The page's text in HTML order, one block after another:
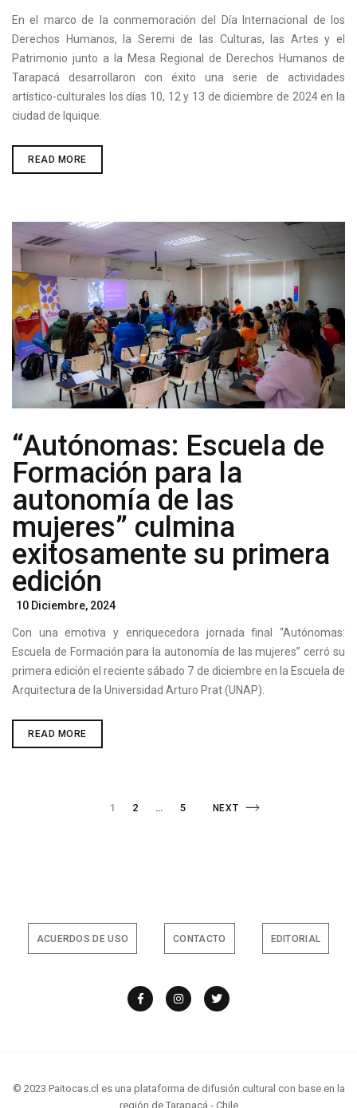
En el marco de la conmemoración del Día Internacional de los
Derechos Humanos, la Seremi de las Culturas, las Artes y el
Patrimonio junto a la Mesa Regional de Derechos Humanos de
Tarapacá desarrollaron con éxito una serie de actividades
artístico-culturales los días 10, 12 y 13 de diciembre de 2024 en la
ciudad de Iquique.
READ MORECONMEMORACIÓN
DERECHOS
HUMANOS
IQUIQUE
2024:
ACTIVIDADES
ARTÍSTICAS
Y
CULTURALES
PARA
FORTALECER
LA
MEMORIA
COLECTIVA
“Autónomas: Escuela de
Formación para la
autonomía de las
mujeres” culmina
exitosamente su primera
edición
Posted
10 Diciembre, 2024
Con una emotiva y enriquecedora jornada final “Autónomas:
Escuela de Formación para la autonomía de las mujeres” cerró su
primera edición el reciente sábado 7 de diciembre en la Escuela de
Arquitectura de la Universidad Arturo Prat (UNAP).
READ MORE“AUTÓNOMAS:
ESCUELA
Paginación
1 PAGE
2 … PAGE
5 NEXTNEXT
ACUERDOS DE USO CONTACTO EDITORIAL
© 2023 Paitocas.cl es una plataforma de difusión cultural con base en la
región de Tarapacá - Chile